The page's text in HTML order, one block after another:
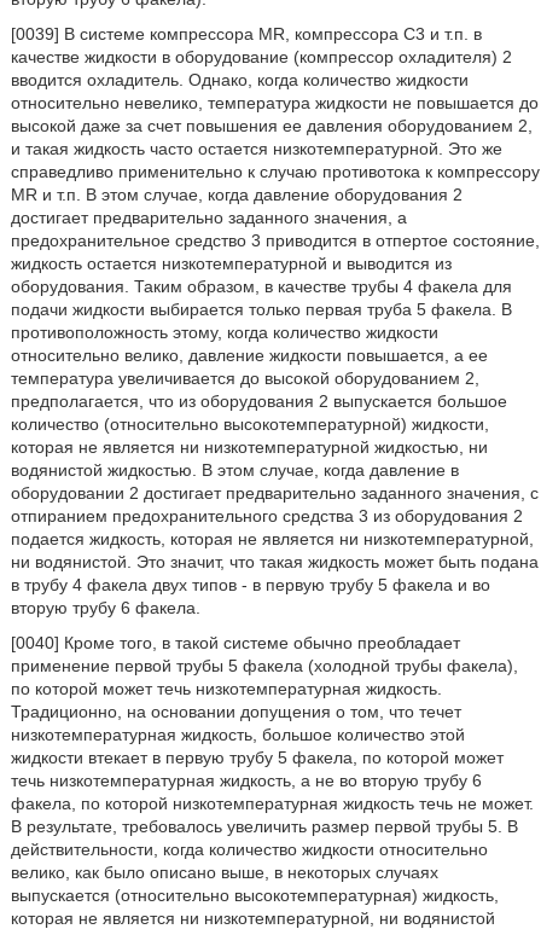
[0039] В системе компрессора MR, компрессора С3 и т.п. в
качестве жидкости в оборудование (компрессор охладителя) 2
вводится охладитель. Однако, когда количество жидкости
относительно невелико, температура жидкости не повышается до
высокой даже за счет повышения ее давления оборудованием 2,
и такая жидкость часто остается низкотемпературной. Это же
справедливо применительно к случаю противотока к компрессору
MR и т.п. В этом случае, когда давление оборудования 2
достигает предварительно заданного значения, а
предохранительное средство 3 приводится в отпертое состояние,
жидкость остается низкотемпературной и выводится из
оборудования. Таким образом, в качестве трубы 4 факела для
подачи жидкости выбирается только первая труба 5 факела. В
противоположность этому, когда количество жидкости
относительно велико, давление жидкости повышается, а ее
температура увеличивается до высокой оборудованием 2,
предполагается, что из оборудования 2 выпускается большое
количество (относительно высокотемпературной) жидкости,
которая не является ни низкотемпературной жидкостью, ни
водянистой жидкостью. В этом случае, когда давление в
оборудовании 2 достигает предварительно заданного значения, с
отпиранием предохранительного средства 3 из оборудования 2
подается жидкость, которая не является ни низкотемпературной,
ни водянистой. Это значит, что такая жидкость может быть подана
в трубу 4 факела двух типов - в первую трубу 5 факела и во
вторую трубу 6 факела.
[0040] Кроме того, в такой системе обычно преобладает
применение первой трубы 5 факела (холодной трубы факела),
по которой может течь низкотемпературная жидкость.
Традиционно, на основании допущения о том, что течет
низкотемпературная жидкость, большое количество этой
жидкости втекает в первую трубу 5 факела, по которой может
течь низкотемпературная жидкость, а не во вторую трубу 6
факела, по которой низкотемпературная жидкость течь не может.
В результате, требовалось увеличить размер первой трубы 5. В
действительности, когда количество жидкости относительно
велико, как было описано выше, в некоторых случаях
выпускается (относительно высокотемпературная) жидкость,
которая не является ни низкотемпературной, ни водянистой